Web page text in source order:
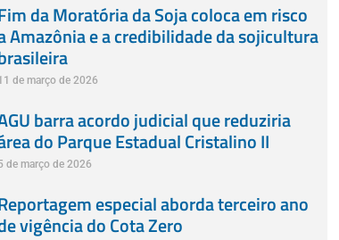
da Moratória da Soja coloca em risco
Amazônia e a credibilidade da sojicultura
de março de 2026
barra acordo judicial que reduziria
do Parque Estadual Cristalino II
de março de 2026
especial aborda terceiro ano
vigência do Cota Zero